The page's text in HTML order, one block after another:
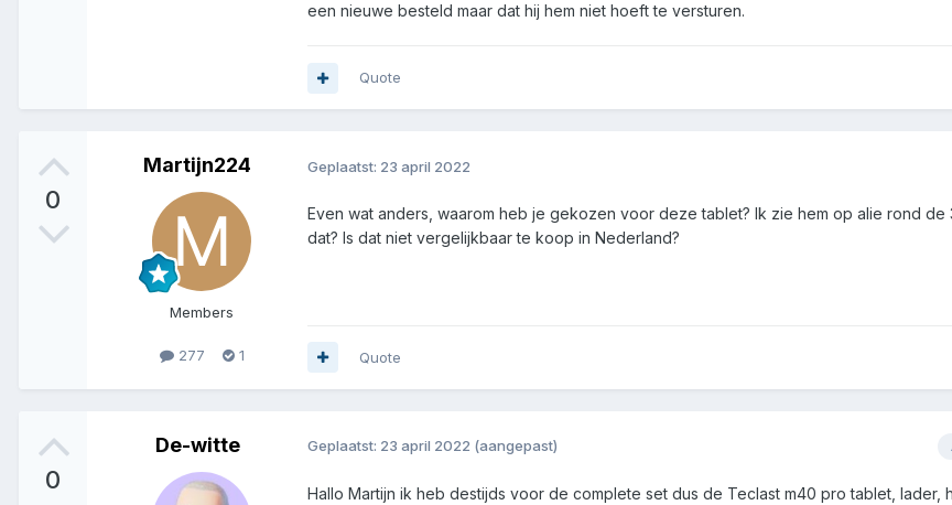
een nieuwe besteld maar dat hij hem niet hoeft te versturen.
Quote
0
Martijn224
Members
277 1
Geplaatst: 23 april 2022
Even wat anders, waarom heb je gekozen voor deze tablet? Ik zie hem op alie rond
dat? Is dat niet vergelijkbaar te koop in Nederland?
Quote
0
De-witte Geplaatst: 23 april 2022 (aangepast)
Hallo Martijn ik heb destijds voor de complete set dus de Teclast m40 pro tablet, lader,